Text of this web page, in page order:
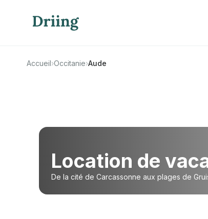
Accueil›Occitanie›Aude
Location de
De la cité de Carcassonne aux plages de